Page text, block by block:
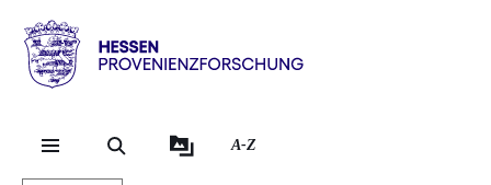
Direkt zum Kopf der
Direkt zum Inhalt
Direkt zum Fuß der
Hessen
Provenienzforschung
A-Z